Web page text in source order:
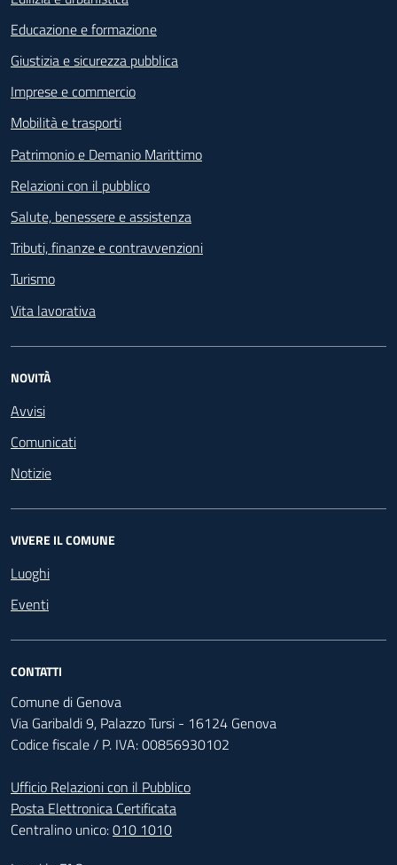
Educazione e formazione
Giustizia e sicurezza pubblica
Imprese e commercio
Mobilità e trasporti
Patrimonio e Demanio Marittimo
Relazioni con il pubblico
Salute, benessere e assistenza
Tributi, finanze e contravvenzioni
Turismo
Vita lavorativa
NOVITÀ
Avvisi
Comunicati
Notizie
VIVERE IL COMUNE
Luoghi
Eventi
CONTATTI
Comune di Genova
Via Garibaldi 9, Palazzo Tursi - 16124 Genova
Codice fiscale / P. IVA: 00856930102
Ufficio Relazioni con il Pubblico
Posta Elettronica Certificata
Centralino unico:010 1010